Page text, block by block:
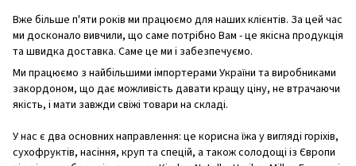
Вже більше п'яти років ми працюємо для наших клієнтів. За цей час
ми досконало вивчили, що саме потрібно Вам - це якісна продукція
та швидка доставка. Саме це ми і забезпечуємо.
Ми працюємо з найбільшими імпортерами України та виробниками
закордоном, що дає можливість давати кращу ціну, не втрачаючи
якість, і мати завжди свіжі товари на складі.
У нас є два основних направлення: це корисна їжа у вигляді горіхів,
сухофруктів, насіння, круп та спецій, а також солодощі із Європи